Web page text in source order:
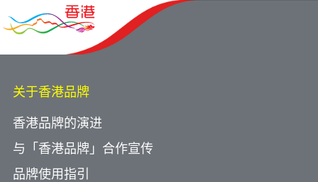
关于香港品牌
香港品牌的演进
与「香港品牌」合作宣传
品牌使用指引